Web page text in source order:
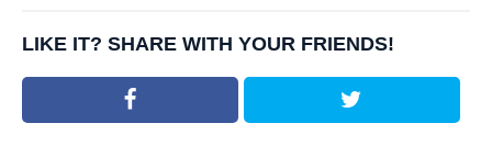
LIKE IT? SHARE WITH YOUR FRIENDS!